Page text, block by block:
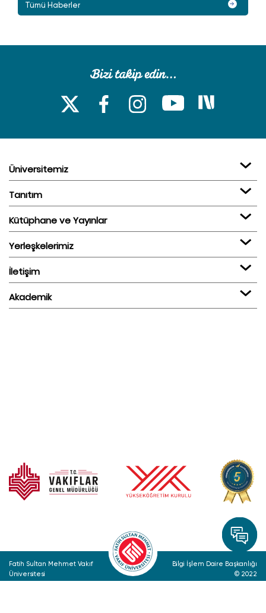
Tümü Haberler
Üniversitemiz
Tanıtım
Kütüphane ve Yayınlar
Yerleşkelerimiz
İletişim
Akademik
Fatih Sultan Mehmet Vakıf
Üniversitesi
Bilgi İşlem Daire Başkanlığı
© 2022